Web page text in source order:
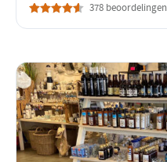
378 beoordelingen